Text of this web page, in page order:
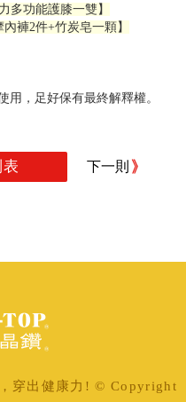
多功能護膝一雙】
褲2件+竹炭皂一顆】
，足好保有最終解釋權。
下一則
穿出健康力! © Copyright